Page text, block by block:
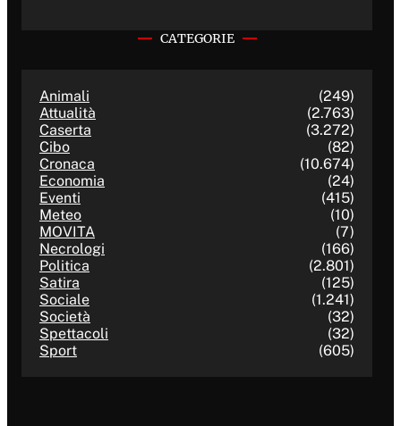
CATEGORIE
Animali
(249)
Attualità
(2.763)
Caserta
(3.272)
Cibo
(82)
Cronaca
(10.674)
Economia
(24)
Eventi
(415)
Meteo
(10)
MOVITA
(7)
Necrologi
(166)
Politica
(2.801)
Satira
(125)
Sociale
(1.241)
Società
(32)
Spettacoli
(32)
Sport
(605)